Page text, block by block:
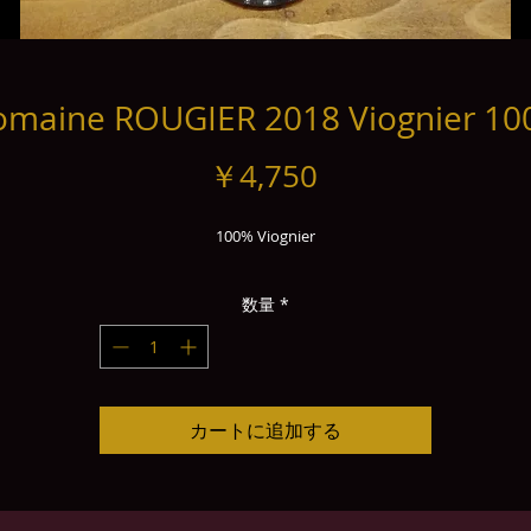
ROUGIER 2018 Viognier
￥4,750価
100% Viognier
数量 *
カートに追加する